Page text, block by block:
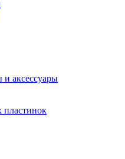
аксессуары